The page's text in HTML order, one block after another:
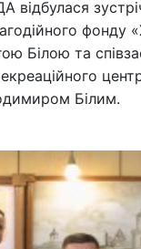
відбулася
фонду
Білою та
Білим.